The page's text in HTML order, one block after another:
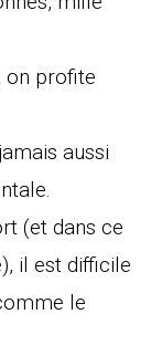
on profite
aussi
(et dans ce
il est difficile
le